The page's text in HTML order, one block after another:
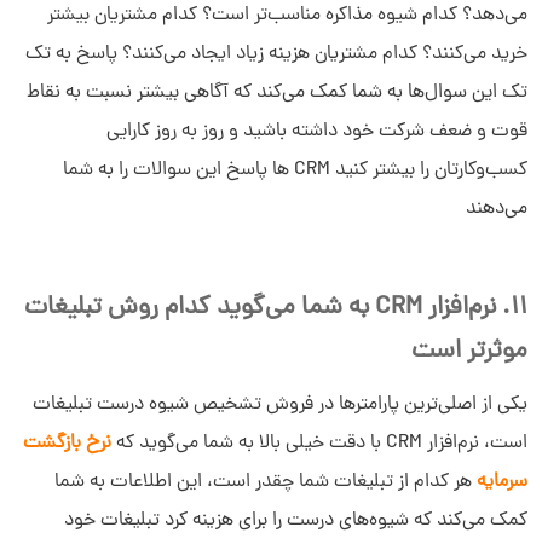
می‌دهد؟ کدام شیوه مذاکره مناسب‌تر است؟ کدام مشتریان بیشتر
خرید می‌کنند؟ کدام مشتریان هزینه زیاد ایجاد می‌کنند؟ پاسخ به تک
تک این سوال‌ها به شما کمک می‌کند که آگاهی بیشتر نسبت به نقاط
قوت و ضعف شرکت خود داشته باشید و روز به روز کارایی
کسب‌وکارتان را بیشتر کنید CRM ها پاسخ این سوالات را به شما
می‌دهند
11. نرم‌افزار CRM به شما می‌گوید کدام روش تبلیغات
موثرتر است
یکی از اصلی‌ترین پارامترها در فروش تشخیص شیوه درست تبلیغات
است، نرم‌افزار CRM با دقت خیلی بالا به شما می‌گوید که
نرخ بازگشت
سرمایههر کدام از تبلیغات شما چقدر است، این اطلاعات به شما
کمک می‌کند که شیوه‌های درست را برای هزینه کرد تبلیغات خود